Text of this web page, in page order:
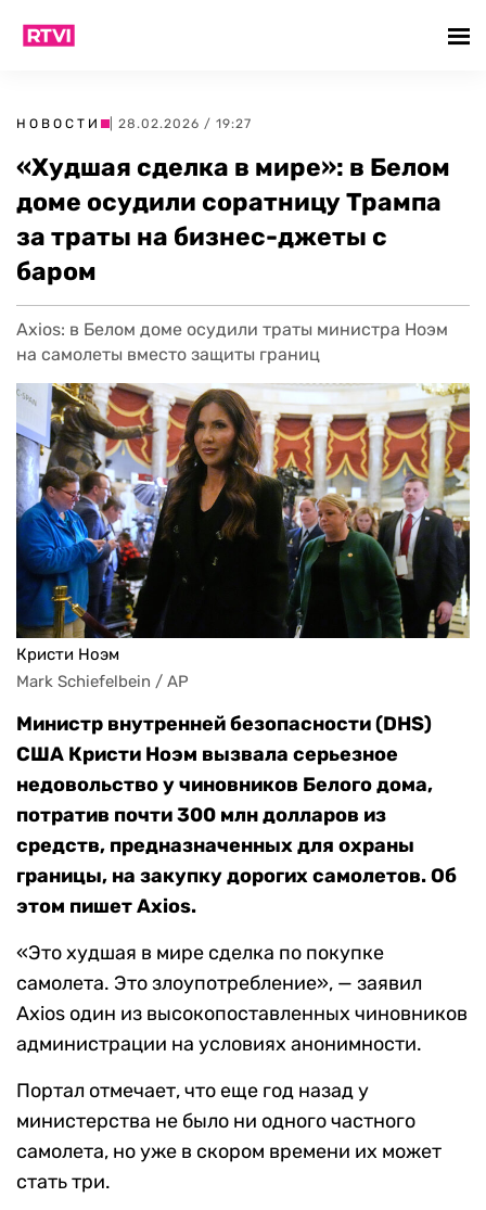
НОВОСТИ | 28.02.2026 / 19:27
«Худшая сделка в мире»: в Белом
доме осудили соратницу Трампа
за траты на бизнес-джеты с
баром
Axios: в Белом доме осудили траты министра Ноэм
на самолеты вместо защиты границ
Кристи Ноэм
Mark Schiefelbein / AP
Министр внутренней безопасности (DHS)
США Кристи Ноэм вызвала серьезное
недовольство у чиновников Белого дома,
потратив почти 300 млн долларов из
средств, предназначенных для охраны
границы, на закупку дорогих самолетов. Об
этом пишет Axios.
«Это худшая в мире сделка по покупке
самолета. Это злоупотребление», — заявил
Axios один из высокопоставленных чиновников
администрации на условиях анонимности.
Портал отмечает, что еще год назад у
министерства не было ни одного частного
самолета, но уже в скором времени их может
стать три.